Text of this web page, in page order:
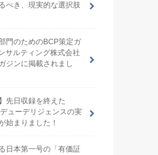
べき、現実的な選択肢
門のためのBCP策定ガ
サルティング株式会社
ジンに掲載されまし
先日収録を終えた
ューデリジェンスの実
始まりました！
日本第一号の「有価証